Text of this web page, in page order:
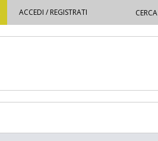
ACCEDI / REGISTRATI